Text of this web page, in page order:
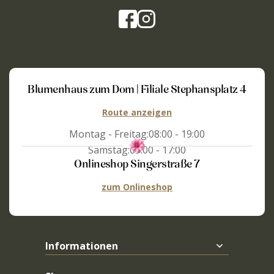
Blumenhaus zum Dom | Filiale Stephansplatz 4
Route anzeigen
Montag - Freitag:08:00 - 19:00
Samstag:09:00 - 17:00
Onlineshop Singerstraße 7
zum Onlineshop
Informationen